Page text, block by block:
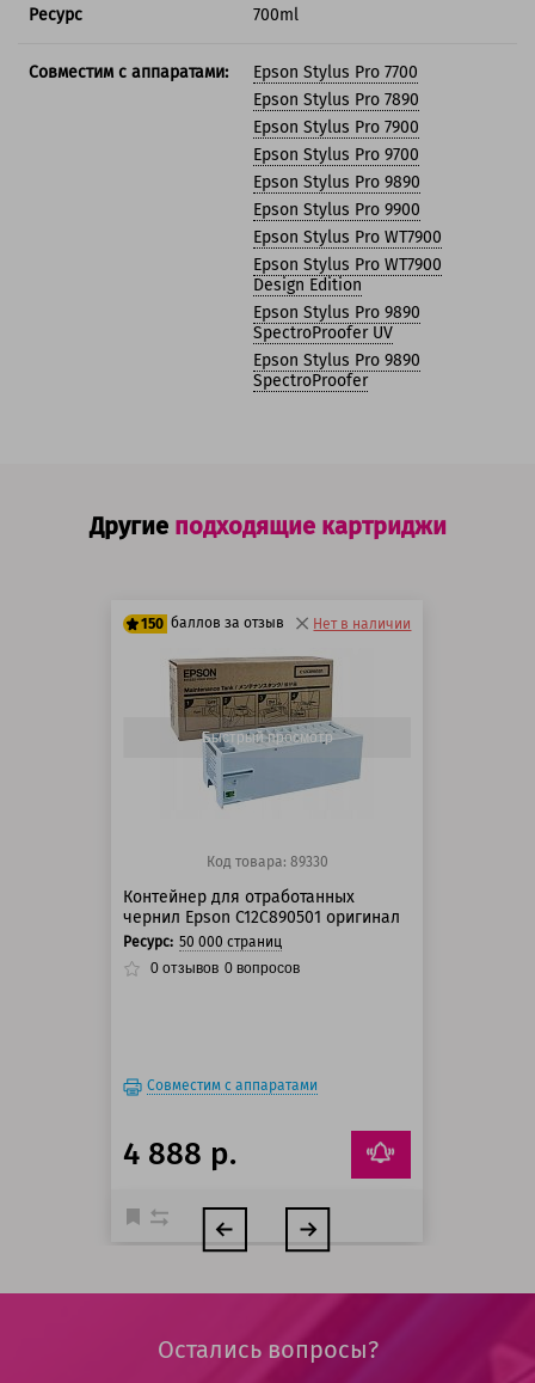
Ресурс 700ml
Совместим с аппаратами:
Epson Stylus Pro 7700
Epson Stylus Pro 7890
Epson Stylus Pro 7900
Epson Stylus Pro 9700
Epson Stylus Pro 9890
Epson Stylus Pro 9900
Epson Stylus Pro WT7900
Epson Stylus Pro WT7900
Design Edition
Epson Stylus Pro 9890
SpectroProofer UV
Epson Stylus Pro 9890
SpectroProofer
Другие подходящие картриджи
150 баллов за отзыв
125 баллов
150 баллов
Нет в наличии
Быстрый просмотр
Код товара: 89330
Контейнер для отработанных
чернил Epson C12C890501 оригинал
Ресурс: 50 000 страниц
0 отзывов 0 вопросов
Совместим с аппаратами
4 888 р.
Остались вопросы?